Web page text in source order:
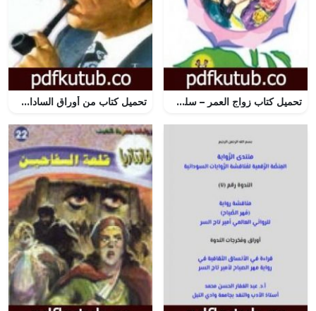
تحميل كتاب زواج العمر – سلسلة زهور PDF تأليف منى منصور مجانا [كامل] تحميل كتاب من أوراق السادات PDF تأليف أنيس منصور مجانا [كامل]